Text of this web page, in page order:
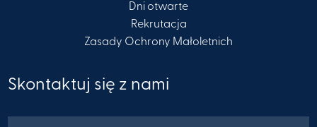
Dni otwarte
Rekrutacja
Zasady Ochrony Małoletnich
Skontaktuj się z nami